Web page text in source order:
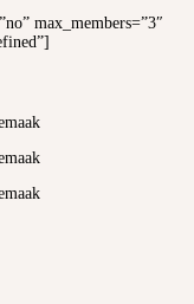
max_members=”3″